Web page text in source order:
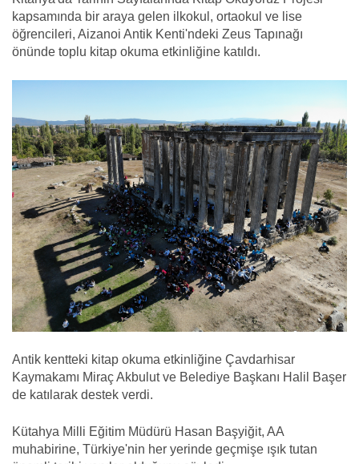
kapsamında bir araya gelen ilkokul, ortaokul ve lise
öğrencileri, Aizanoi Antik Kenti'ndeki Zeus Tapınağı
önünde toplu kitap okuma etkinliğine katıldı.
Antik kentteki kitap okuma etkinliğine Çavdarhisar
Kaymakamı Miraç Akbulut ve Belediye Başkanı Halil Başer
de katılarak destek verdi.
Kütahya Milli Eğitim Müdürü Hasan Başyiğit, AA
muhabirine, Türkiye'nin her yerinde geçmişe ışık tutan